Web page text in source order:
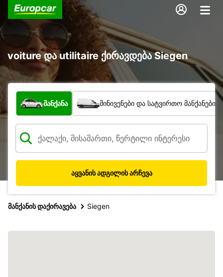
voiture და utilitaire ქირავდება Siegen
რა ტიპის ავტომობილი?
მანქანა მინივენები და სატვირთო მანქანები
აყვანის ადგილის არჩევა
მანქანის დაქირავება Siegen